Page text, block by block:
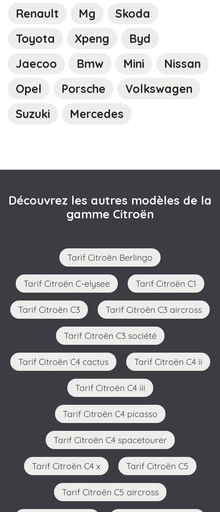
Renault
Mg
Skoda
Toyota
Xpeng
Byd
Jaecoo
Bmw Mini
Nissan
Opel
Porsche
Volkswagen
Suzuki
Mercedes
Découvrez les autres modèles de la
gamme Citroën
Tarif Citroën Berlingo
Tarif Citroën C-elysee Tarif Citroën C1
Tarif Citroën C3 Tarif Citroën C3 aircross
Tarif Citroën C3 société
Tarif Citroën C4 cactus Tarif Citroën C4 ii
Tarif Citroën C4 iii
Tarif Citroën C4 picasso
Tarif Citroën C4 spacetourer
Tarif Citroën C4 x Tarif Citroën C5
Tarif Citroën C5 aircross